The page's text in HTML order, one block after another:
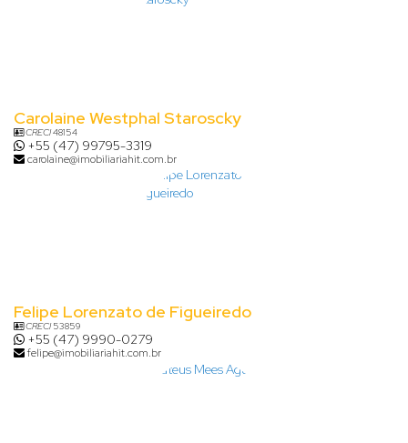
Carolaine Westphal Staroscky
CRECI48154
+55 (47) 99795-3319
carolaine@imobiliariahit.com.br
Felipe Lorenzato de Figueiredo
CRECI53859
+55 (47) 9990-0279
felipe@imobiliariahit.com.br